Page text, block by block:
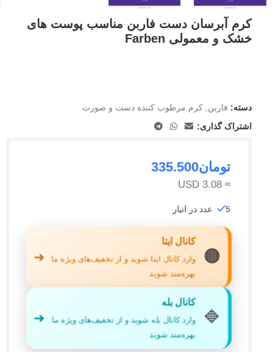
کرم آبرسان دست فاربن مناسب پوست های
خشک و معمولی Farben
دسته: فاربن کرم مرطوب کننده دست و صورت
اشتراک گذاری:
تومان335.500
≈ 3.08 USD
5 عدد در انبار
🟠
کانال ایتا
وارد کانال ایتا شوید و از تخفیف‌های ویژه ما
بهره‌مند شوید
➜
🔷
کانال بله
وارد کانال بله شوید و از تخفیف‌های ویژه ما
بهره‌مند شوید
➜